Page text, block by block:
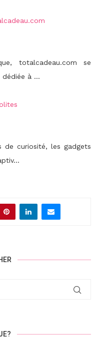
totalcadeau.com se
à ...
de curiosité, les gadgets